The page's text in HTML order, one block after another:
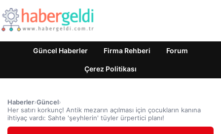
Güncel Haberler Firma Rehberi Forum
Çerez Politikası
Haberler›Güncel›
Her satırı korkunç! Antik mezarın açılması için çocukların kanına
ihtiyaç vardı: Sahte 'şeyhlerin' tüyler ürpertici planı!